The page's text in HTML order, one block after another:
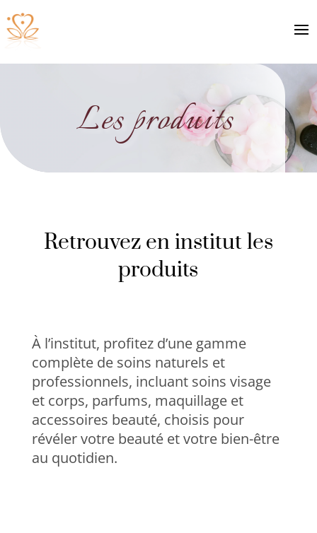
Les produits
Retrouvez en institut les
produits
À l’institut, profitez d’une gamme
complète de soins naturels et
professionnels, incluant soins visage
et corps, parfums, maquillage et
accessoires beauté, choisis pour
révéler votre beauté et votre bien-être
au quotidien.